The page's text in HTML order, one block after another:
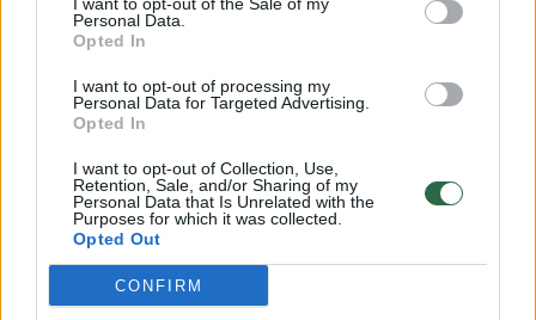
Personal Data.
Opted In
I want to opt-out of processing my
Personal Data for Targeted Advertising.
Opted In
I want to opt-out of Collection, Use,
Retention, Sale, and/or Sharing of my
Personal Data that Is Unrelated with the
Purposes for which it was collected.
Opted Out
CONFIRM
Nufilmavo, kaip patvino Vilniaus Vakarinis aplinkkelis:
vaizdas pribloškia
V. Zalužno pasisakymą laiko bandymu įsitvirtinti
Ukrainos politikoje: jis yra neteisus
Laidos | Nauja diena
Visi įrašai